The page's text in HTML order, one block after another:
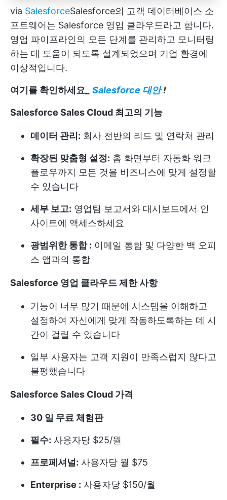
via SalesforceSalesforce의 고객 데이터베이스 소
프트웨어는 Salesforce 영업 클라우드라고 합니다.
영업 파이프라인의 모든 단계를 관리하고 모니터링
하는 데 도움이 되도록 설계되었으며 기업 환경에
이상적입니다.
여기를 확인하세요_ Salesforce 대안 !
Salesforce Sales Cloud 최고의 기능
데이터 관리: 회사 전반의 리드 및 연락처 관리
확장된 맞춤형 설정: 홈 화면부터 자동화 워크
플로우까지 모든 것을 비즈니스에 맞게 설정할
수 있습니다
세부 보고: 영업팀 보고서와 대시보드에서 인
사이트에 액세스하세요
광범위한 통합 : 이메일 통합 및 다양한 백 오피
스 앱과의 통합
Salesforce 영업 클라우드 제한 사항
기능이 너무 많기 때문에 시스템을 이해하고
설정하여 자신에게 맞게 작동하도록하는 데 시
간이 걸릴 수 있습니다
일부 사용자는 고객 지원이 만족스럽지 않다고
불평했습니다
Salesforce Sales Cloud 가격
30 일 무료 체험판
필수: 사용자당 $25/월
프로페셔널: 사용자당 월 $75
Enterprise : 사용자당 $150/월